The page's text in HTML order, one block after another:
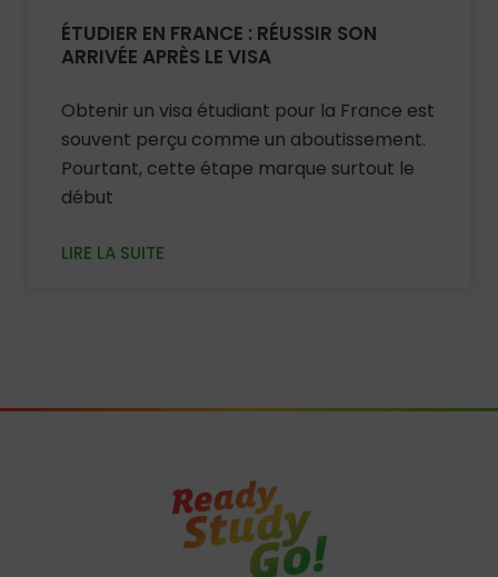
ÉTUDIER EN FRANCE : RÉUSSIR SON
ARRIVÉE APRÈS LE VISA
Obtenir un visa étudiant pour la France est
souvent perçu comme un aboutissement.
Pourtant, cette étape marque surtout le
début
LIRE LA SUITE